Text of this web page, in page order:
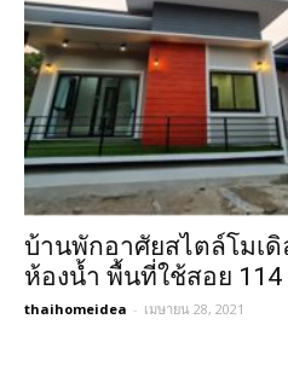
บ้านพักอาศัยสไตล์โมเ
ห้องน้ำ พื้นที่ใช้สอย 114
thaihomeidea - เมษายน 28, 2021